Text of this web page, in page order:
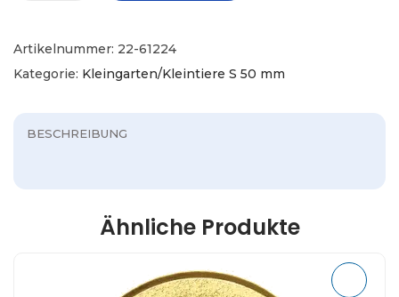
Artikelnummer: 22-61224
Kategorie: Kleingarten/Kleintiere S 50 mm
BESCHREIBUNG
Ähnliche Produkte